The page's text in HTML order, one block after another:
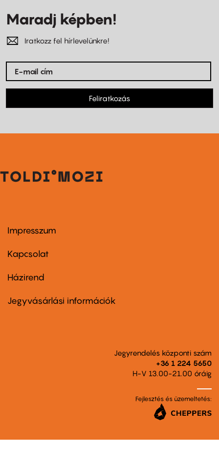
Maradj képben!
Iratkozz fel hírlevelünkre!
Feliratkozás
Footer
first
Impresszum
Kapcsolat
Footer
second
Házirend
Jegyvásárlási információk
Jegyrendelés központi szám
+36 1 224 5650
H-V 13.00-21.00 óráig
Fejlesztés és üzemeltetés: